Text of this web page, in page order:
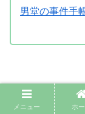
男堂の事件手
チャ・テヒョン
メニュー ホ